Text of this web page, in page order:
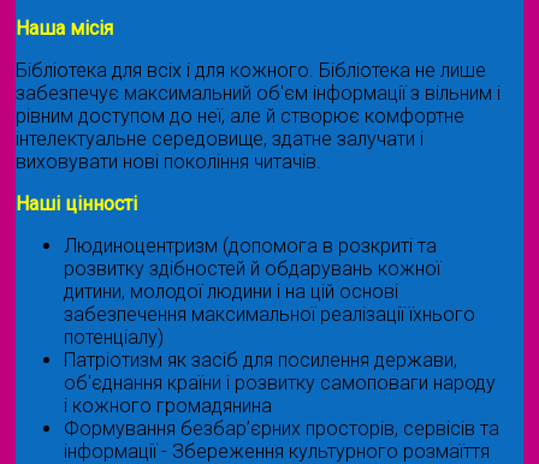
Наша місія
Бібліотека для всіх і для кожного. Бібліотека не лише
забезпечує максимальний об'єм інформації з вільним і
рівним доступом до неї, але й створює комфортне
інтелектуальне середовище, здатне залучати і
виховувати нові покоління читачів.
Наші цінності
Людиноцентризм (допомога в розкриті та
розвитку здібностей й обдарувань кожної
дитини, молодої людини і на цій основі
забезпечення максимальної реалізації їхнього
потенціалу)
Патріотизм як засіб для посилення держави,
об'єднання країни і розвитку самоповаги народу
і кожного громадянина
Формування безбар’єрних просторів, сервісів та
інформації - Збереження культурного розмаїття